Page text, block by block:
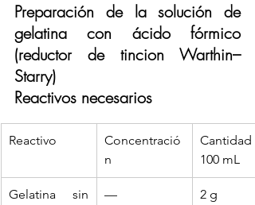
Preparación de la solución de
gelatina con ácido fórmico
(reductor de tincion Warthin–
Starry)
Reactivos necesarios
Reactivo
Concentració
n
Cantidad
100 mL
Gelatina sin
— 2 g